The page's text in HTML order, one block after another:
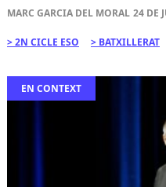
MARC GARCIA DEL MORAL 24 DE
2N CICLE ESO BATXILLERAT
EN CONTEXT